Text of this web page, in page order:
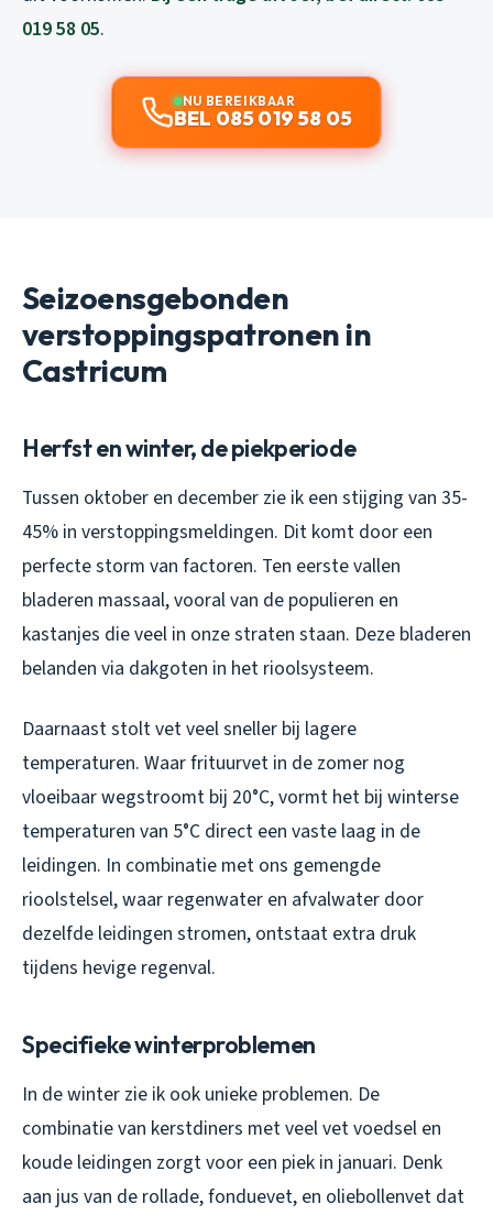
019 58 05.
NU BEREIKBAAR
BEL 085 019 58 05
Seizoensgebonden
verstoppingspatronen in
Castricum
Herfst en winter, de piekperiode
Tussen oktober en december zie ik een stijging van 35-
45% in verstoppingsmeldingen. Dit komt door een
perfecte storm van factoren. Ten eerste vallen
bladeren massaal, vooral van de populieren en
kastanjes die veel in onze straten staan. Deze bladeren
belanden via dakgoten in het rioolsysteem.
Daarnaast stolt vet veel sneller bij lagere
temperaturen. Waar frituurvet in de zomer nog
vloeibaar wegstroomt bij 20°C, vormt het bij winterse
temperaturen van 5°C direct een vaste laag in de
leidingen. In combinatie met ons gemengde
rioolstelsel, waar regenwater en afvalwater door
dezelfde leidingen stromen, ontstaat extra druk
tijdens hevige regenval.
Specifieke winterproblemen
In de winter zie ik ook unieke problemen. De
combinatie van kerstdiners met veel vet voedsel en
koude leidingen zorgt voor een piek in januari. Denk
aan jus van de rollade, fonduevet, en oliebollenvet dat